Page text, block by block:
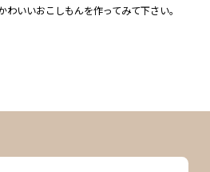
いいおこしもんを作ってみて下さい。